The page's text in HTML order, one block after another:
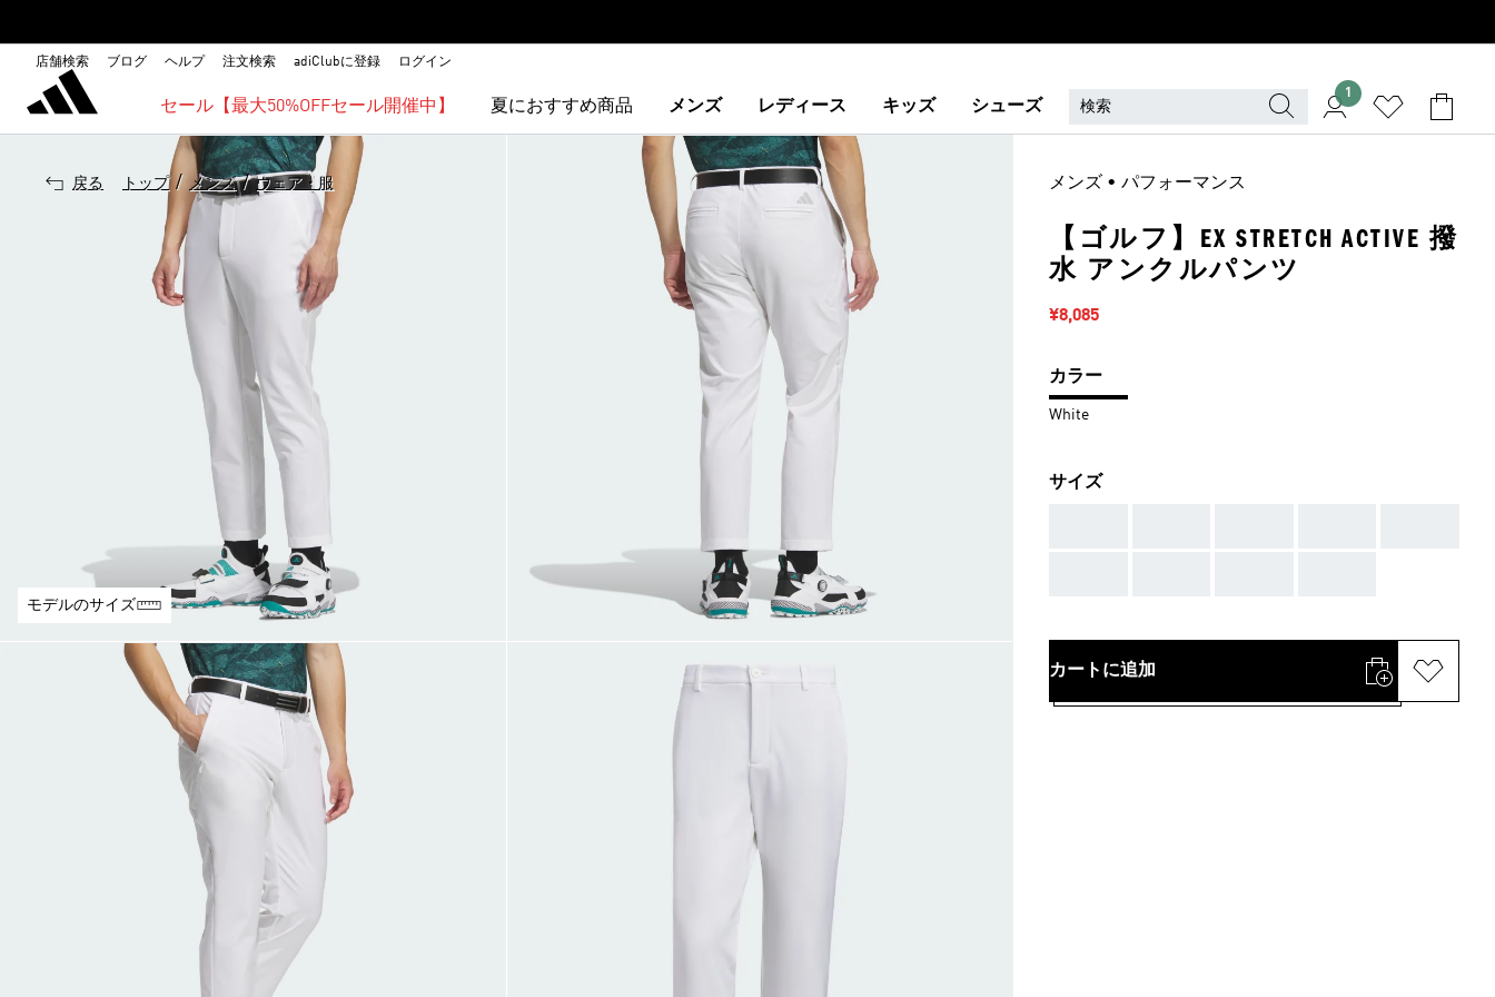
店舗検索 ブログ ヘルプ 注文検索 adiClubに登録 ログイン
セール【最大50%OFFセール開催中】 夏におすすめ商品 メンズ レディース キッズ シューズ
1
戻る トップ / メンズ / ウェア・服
モデルのサイズ
メンズ • パフォーマンス
【ゴルフ】EX STRETCH ACTIVE 撥
水 アンクルパンツ
セール価格
¥8,085
カラー
White
サイズ
カートに追加